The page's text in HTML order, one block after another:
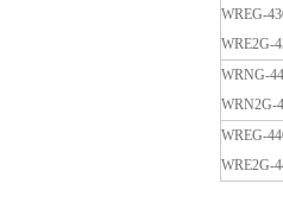
WREG-
WRE2G-
WRNG-
WRN2G-
WREG-
WRE2G-